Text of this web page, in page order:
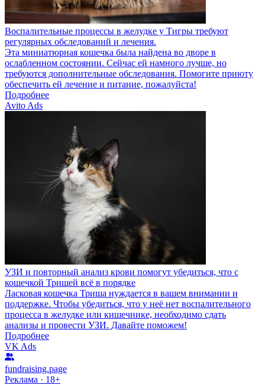
Воспалительные процессы в желудке у Тигры требуют
регулярных обследований и лечения.
Эта миниатюрная кошечка была найдена во дворе в
ослабленном состоянии. Сейчас ей намного лучше, но
требуются дополнительные обследования. Помогите приюту
обеспечить ей лечение и питание, пожалуйста!
Подробнее
Avito Ads
УЗИ и повторный анализ крови помогут убедиться, что с
кошечкой Тришей всё в порядке
Ласковая кошечка Триша нуждается в вашем внимании и
поддержке. Чтобы убедиться, что у неё нет воспалительного
процесса в желудке или кишечнике, необходимо сдать
анализы и провести УЗИ. Давайте поможем!
Подробнее
VK Ads
fundraising.page
Реклама · 18+